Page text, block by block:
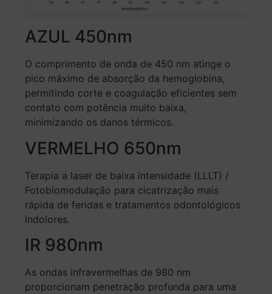
AZUL 450nm
O comprimento de onda de 450 nm atinge o
pico máximo de absorção da hemoglobina,
permitindo corte e coagulação eficientes sem
contato com potência muito baixa,
minimizando os danos térmicos.
VERMELHO 650nm
Terapia a laser de baixa intensidade (LLLT) /
Fotobiomodulação para cicatrização mais
rápida de feridas e tratamentos odontológicos
indolores.
IR 980nm
As ondas infravermelhas de 980 nm
proporcionam penetração profunda para uma